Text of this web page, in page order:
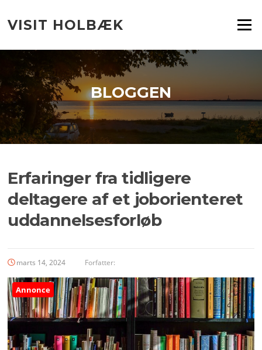
indhold
VISIT HOLBÆK Menu
BLOGGEN
Erfaringer fra tidligere
deltagere af et joborienteret
uddannelsesforløb
marts 14, 2024 Forfatter:
Annonce